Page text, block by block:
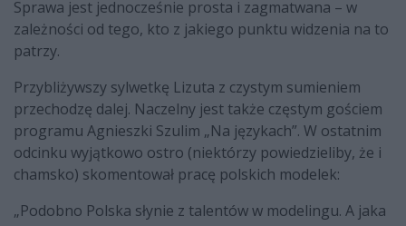
Sprawa jest jednocześnie prosta i zagmatwana – w
zależności od tego, kto z jakiego punktu widzenia na to
patrzy.
Przybliżywszy sylwetkę Lizuta z czystym sumieniem
przechodzę dalej. Naczelny jest także częstym gościem
programu Agnieszki Szulim „Na językach”. W ostatnim
odcinku wyjątkowo ostro (niektórzy powiedzieliby, że i
chamsko) skomentował pracę polskich modelek:
„Podobno Polska słynie z talentów w modelingu. A jaka